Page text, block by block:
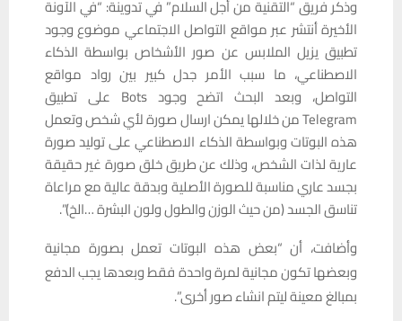
وذكر فريق “التقنية من أجل السلام” في تدوينة: “في الآونة
الأخيرة أنتشر عبر مواقع التواصل الاجتماعي موضوع وجود
تطبيق يزيل الملابس عن صور الأشخاص بواسطة الذكاء
الاصطناعي، ما سبب الأمر جدل كبير بين رواد مواقع
التواصل، وبعد البحث اتضح وجود Bots على تطبيق
Telegram من خلالها يمكن ارسال صورة لأي شخص وتعمل
هذه البوتات وبواسطة الذكاء الاصطناعي على توليد صورة
عارية لذات الشخص، وذلك عن طريق خلق صورة غير حقيقة
بجسد عاري مناسبة للصورة الأصلية وبدقة عالية مع مراعاة
تناسق الجسد (من حيث الوزن والطول ولون البشرة …الخ)”.
وأضافت، أن “بعض هذه البوتات تعمل بصورة مجانية
وبعضها تكون مجانية لمرة واحدة فقط وبعدها يجب الدفع
بمبالغ معينة ليتم انشاء صور أخرى”.